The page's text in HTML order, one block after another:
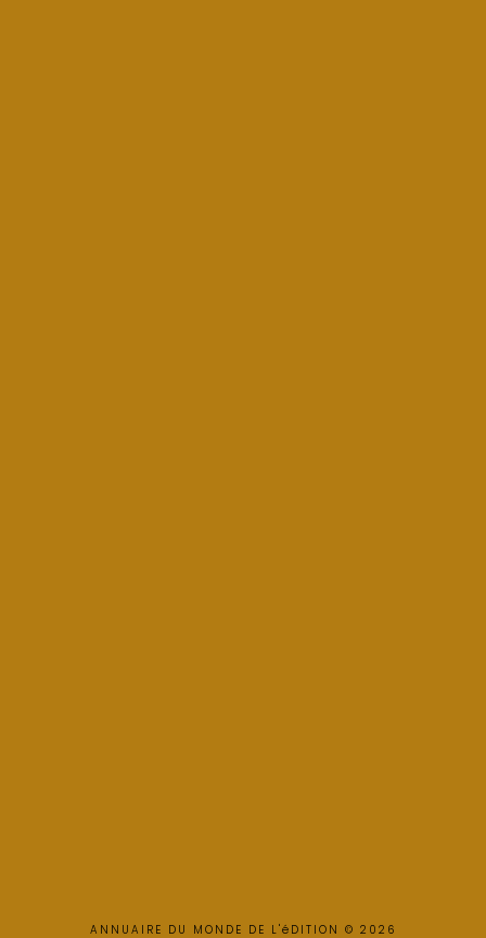
ANNUAIRE DU MONDE DE L'éDITION © 2026